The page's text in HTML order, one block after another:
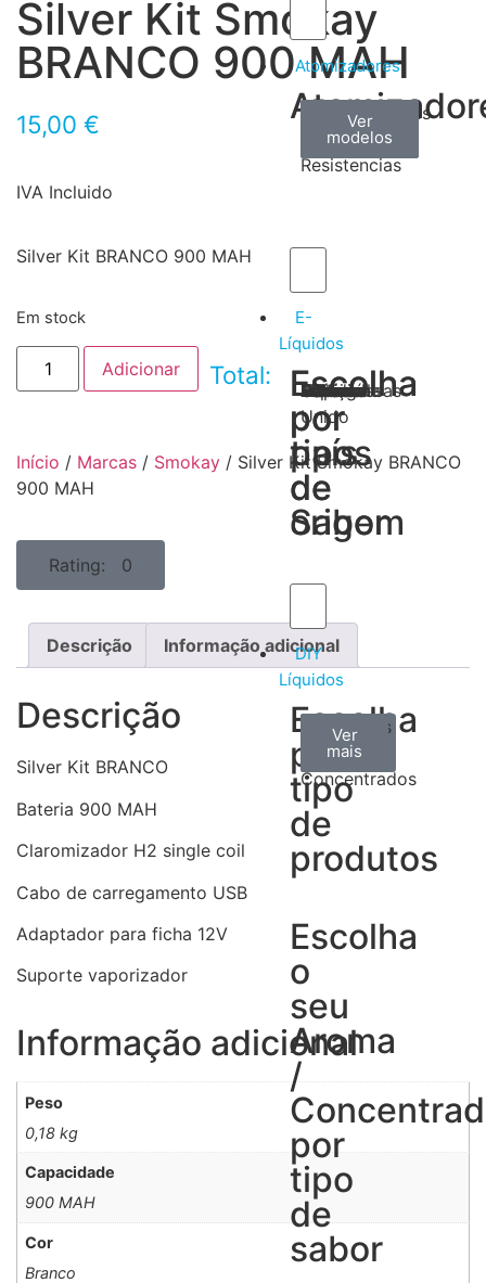
Atomizadores
Claromizadores
Ver
modelos
Reconstruíveis
Ver
modelos
Resistencias
Ver
modelos
E-
Líquidos
Escolha
por
tipos
de
Sabor
Tabaco
Frutas
Bebidas
Frescos
Sobremesas
Escolha
por
país
de
origem
Portugal
Alemanha
USA
Reino
Unido
Canadá
França
Malásia
Filipinas
Espanha
Polónia
Grécia
DIY
Líquidos
Escolha
por
tipo
de
produtos
Aromas
Concentrados
Ver
todos
Bases
Ver
mais
Accesorios
Ver
mais
Escolha
o
seu
Aroma
/
por
tipo
de
sabor
Silver Kit Smokay
BRANCO 900 MAH
15,00 €
IVA Incluido
Silver Kit BRANCO 900 MAH
Em stock
Adicionar Total:
Início / Marcas / Smokay / Silver Kit Smokay BRANCO
900 MAH
Rating: 0
Descrição Informação adicional
Descrição
Silver Kit BRANCO
Bateria 900 MAH
Claromizador H2 single coil
Cabo de carregamento USB
Adaptador para ficha 12V
Suporte vaporizador
Informação adicional
Peso
0,18 kg
Capacidade
900 MAH
Cor
Branco